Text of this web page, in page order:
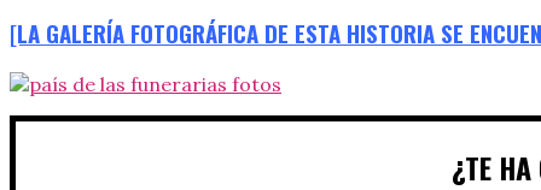
[LA GALERÍA FOTOGRÁFICA DE ESTA HISTORIA SE
¿TE